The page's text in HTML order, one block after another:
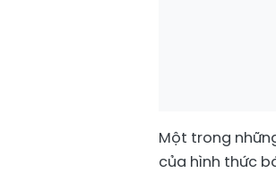
Một trong
của hình thức